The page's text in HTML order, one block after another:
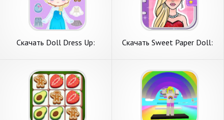
Скачать Doll Dress Up:
Скачать Sweet Paper Doll: